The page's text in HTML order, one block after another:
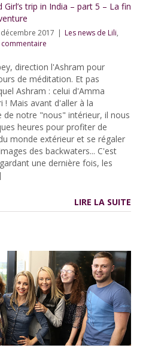
Girl’s trip in India – part 5 – La fin
2017 Les news de Lili,
commentaire
direction l'Ashram pour
de méditation. Et pas
Ashram : celui d'Amma
! Mais avant d'aller à la
de notre "nous" intérieur, il nous
heures pour profiter de
monde extérieur et se régaler
des backwaters... C'est
une dernière fois, les
LIRE LA SUITE